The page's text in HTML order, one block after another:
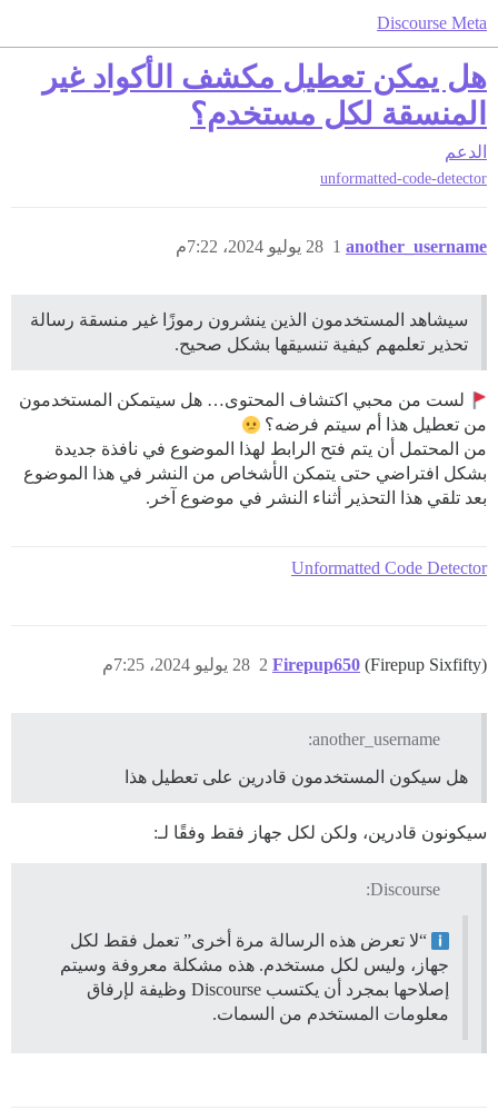
Discourse Meta
هل يمكن تعطيل مكشف الأكواد غير
المنسقة لكل مستخدم؟
الدعم
unformatted-code-detector
another_username 28 يوليو 2024، 7:22م 1
سيشاهد المستخدمون الذين ينشرون رموزًا غير منسقة رسالة
تحذير تعلمهم كيفية تنسيقها بشكل صحيح.
لست من محبي اكتشاف المحتوى… هل سيتمكن المستخدمون
من تعطيل هذا أم سيتم فرضه؟
من المحتمل أن يتم فتح الرابط لهذا الموضوع في نافذة جديدة
بشكل افتراضي حتى يتمكن الأشخاص من النشر في هذا الموضوع
بعد تلقي هذا التحذير أثناء النشر في موضوع آخر.
Unformatted Code Detector
Firepup650 (Firepup Sixfifty) 28 يوليو 2024، 7:25م 2
another_username:
هل سيكون المستخدمون قادرين على تعطيل هذا
سيكونون قادرين، ولكن لكل جهاز فقط وفقًا لـ:
Discourse:
“لا تعرض هذه الرسالة مرة أخرى” تعمل فقط لكل
جهاز، وليس لكل مستخدم. هذه مشكلة معروفة وسيتم
إصلاحها بمجرد أن يكتسب Discourse وظيفة لإرفاق
معلومات المستخدم من السمات.